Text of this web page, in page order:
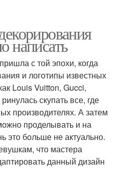
написать
с той эпохи, когда
и логотипы известных
Louis Vuitton, Gucci,
скупать все, где
производителях. А затем
проделывать и на
это больше не актуально.
что мастера
данный дизайн